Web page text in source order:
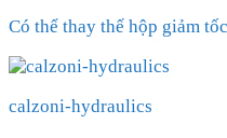
Có thể thay thế hộp giảm
calzoni-hydraulics